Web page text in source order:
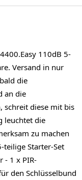
110dB 5-
Versand in nur
die
an die
schreit diese mit bis
leuchtet die
zu machen
teilige Starter-Set
- 1 x PIR-
den Schlüsselbund